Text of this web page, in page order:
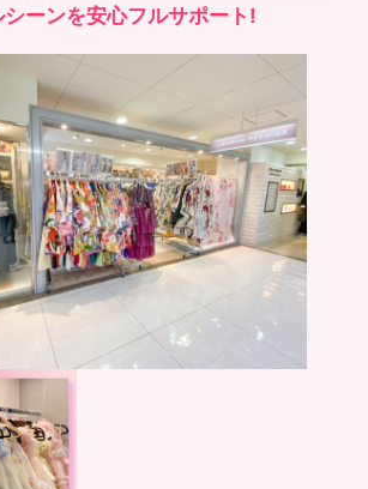
シーンを安心フルサポート!